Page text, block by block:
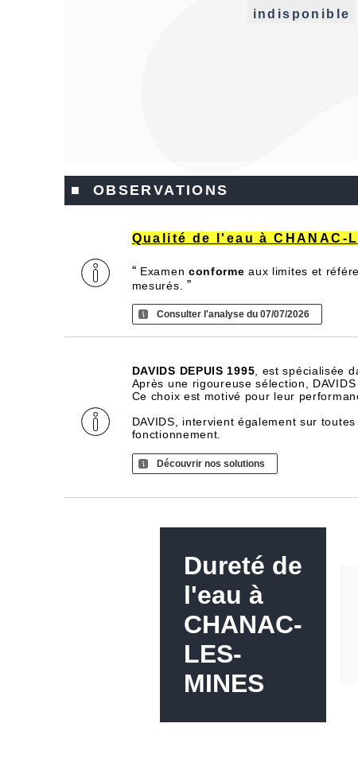
indisponible
■ OBSERVATIONS
Qualité de l'eau à CHANAC-
“ Examen conforme aux limites et
mesurés. ”
Consulter l'analyse du 07/07/2026
DAVIDS DEPUIS 1995 , est spécialisée
Après une rigoureuse sélection,
Ce choix est motivé pour leur
DAVIDS, intervient également sur
fonctionnement.
Découvrir nos solutions
Dureté de
l'eau à
CHANAC-
LES-
MINES